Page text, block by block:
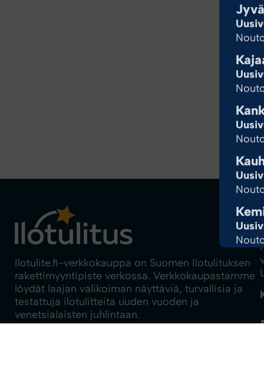
Ilotulite.fi-verkkokauppa on Suomen Ilotulituksen
rakettimyyntipiste verkossa. Verkkokaupastamme
löydät laajan valikoiman näyttäviä, turvallisia ja
testattuja ilotulitteita uuden vuoden ja
venetsialaisten juhlintaan.